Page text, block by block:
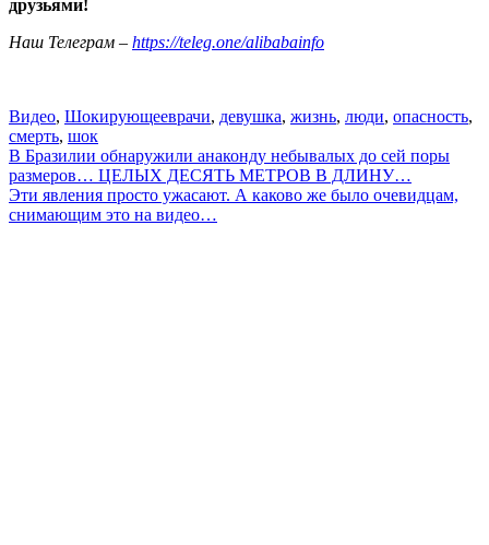
друзьями!
Наш Телеграм – https://teleg.one/alibabainfo
Видео, Шокирующееврачи, девушка, жизнь, люди, опасность,
смерть, шок
Навигация
по
записям
В Бразилии обнаружили анаконду небывалых до сей поры
размеров… ЦЕЛЫХ ДЕСЯТЬ МЕТРОВ В ДЛИНУ…
Эти явления просто ужасают. А каково же было очевидцам,
снимающим это на видео…